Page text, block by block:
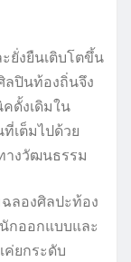
ยั่งยืนเติบโตขึ้น
ลปินท้องถิ่นจึง
ดั้งเดิมใน
เต็มไปด้วย
างวัฒนธรรม
ลองศิลปะท้อง
กออกแบบและ
ค่ยกระดับ